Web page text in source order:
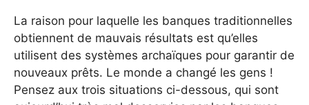
La raison pour laquelle les banques traditionnelles
obtiennent de mauvais résultats est qu’elles
utilisent des systèmes archaïques pour garantir de
nouveaux prêts. Le monde a changé les gens !
Pensez aux trois situations ci-dessous, qui sont